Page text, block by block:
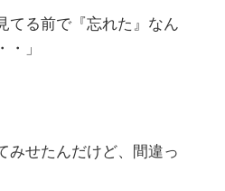
てる前で『忘れた』なん
」
みせたんだけど、間違っ